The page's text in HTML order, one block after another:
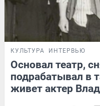
КУЛЬТУРА ИНТЕРВЬЮ
Основал театр,
подрабатывал в
живет актер